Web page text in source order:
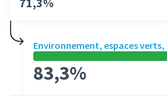
Environnement, espaces
83,3%